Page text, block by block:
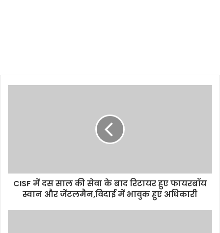
CISF में दस साल की सेवा के बाद रिटायर हुए फायरबॉय
स्वान और जेंटलमैन,विदाई में भावुक हुए अधिकारी